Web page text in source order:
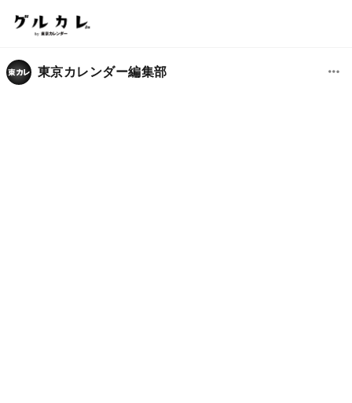
東京カレンダー編集部